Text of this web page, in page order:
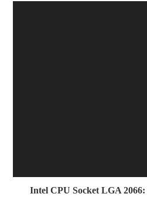
Intel CPU Socket LGA 2066: